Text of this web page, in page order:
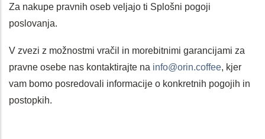
Za nakupe pravnih oseb veljajo ti Splošni pogoji
poslovanja.
V zvezi z možnostmi vračil in morebitnimi garancijami za
pravne osebe nas kontaktirajte na info@orin.coffee, kjer
vam bomo posredovali informacije o konkretnih pogojih in
postopkih.